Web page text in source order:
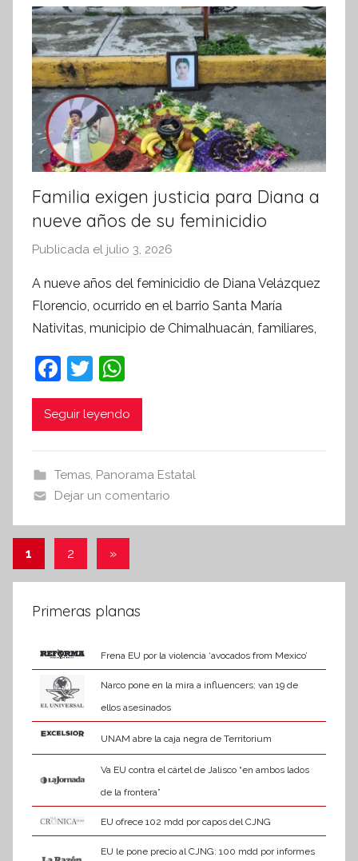
r
m
a
t
i
v
a
Familia exigen justicia para Diana a
nueve años de su feminicidio
Publicada el julio 3, 2026
r
S
í
I
m
a
A nueve años del feminicidio de Diana Velázquez
Florencio, ocurrido en el barrio Santa María
Nativitas, municipio de Chimalhuacán, familiares,
F
a
c
b
o
o
k
T
w
itt
h
at
A
p
p
Seguir leyendo
Temas, Panorama Estatal
Dejar un comentario
Paginación
de
entradas
1 2
Entradas
»
Primeras planas
Frena EU por la violencia ‘avocados from Mexico’
Narco pone en la mira a influencers; van 19 de
ellos asesinados
UNAM abre la caja negra de Territorium
Va EU contra el cártel de Jalisco “en ambos lados
de la frontera”
EU ofrece 102 mdd por capos del CJNG
EU le pone precio al CJNG: 100 mdd por informes